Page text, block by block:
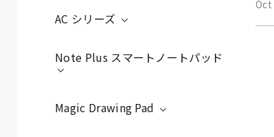
AC シリーズ
Note Plus スマートノートパッド
Magic Drawing Pad
Oct